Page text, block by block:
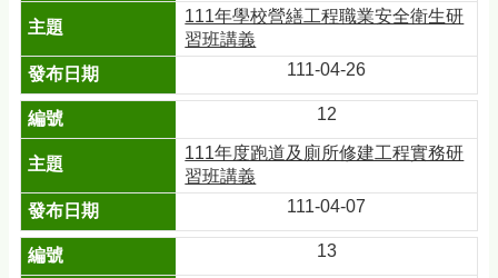
111年學校營繕工程職業安全衛生研
習班講義
111-04-26
12
111年度跑道及廁所修建工程實務研
習班講義
111-04-07
13